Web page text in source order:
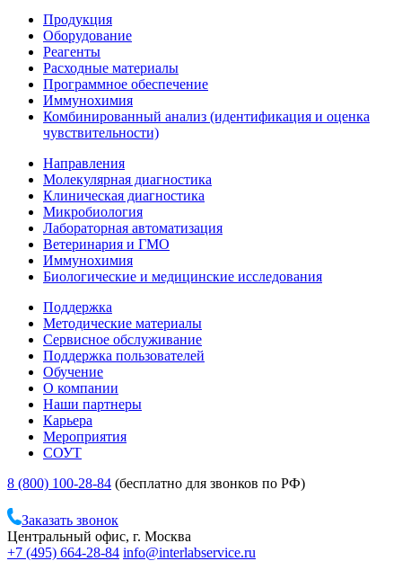
Продукция
Оборудование
Реагенты
Расходные материалы
Программное обеспечение
Иммунохимия
Комбинированный анализ (идентификация и оценка
чувствительности)
Направления
Молекулярная диагностика
Клиническая диагностика
Микробиология
Лабораторная автоматизация
Ветеринария и ГМО
Иммунохимия
Биологические и медицинские исследования
Поддержка
Методические материалы
Сервисное обслуживание
Поддержка пользователей
Обучение
О компании
Наши партнеры
Карьера
Мероприятия
СОУТ
8 (800) 100-28-84 (бесплатно для звонков по РФ)
Заказать звонок
Центральный офис, г. Москва
+7 (495) 664-28-84 info@interlabservice.ru